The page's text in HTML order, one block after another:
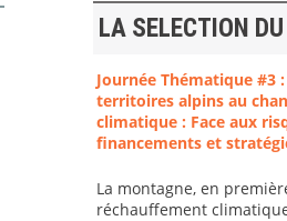
climatique en
France - État des
connaissances en
de
vagues de
chaleur."
[ Ressource
LA SELECTION
Journée Thématique #3
territoires alpins au
climatique : Face aux
financements et
La montagne, en
réchauffement